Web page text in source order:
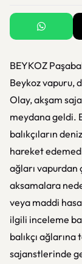
BEYKOZ
Beykoz vapuru,
Olay, akşam
meydana geldi.
balıkçıların
hareket
ağları vapurdan
aksamalara
veya maddi
ilgili inceleme
balıkçı
sajanstlerinde